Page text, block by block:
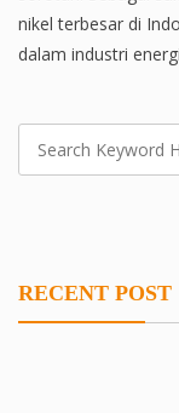
nikel terbesar di
dalam industri
RECENT POST